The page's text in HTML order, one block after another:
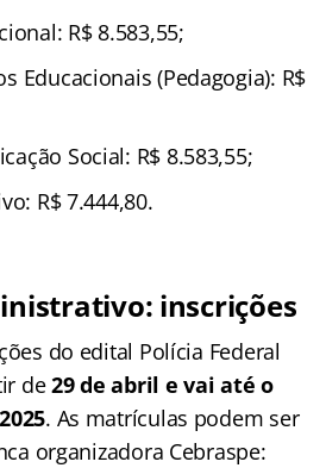
R$ 8.583,55;
Educacionais (Pedagogia): R$
Social: R$ 8.583,55;
R$ 7.444,80.
inscrições
do edital Polícia Federal
de29 de abril e vai até o
. As matrículas podem ser
organizadora Cebraspe: